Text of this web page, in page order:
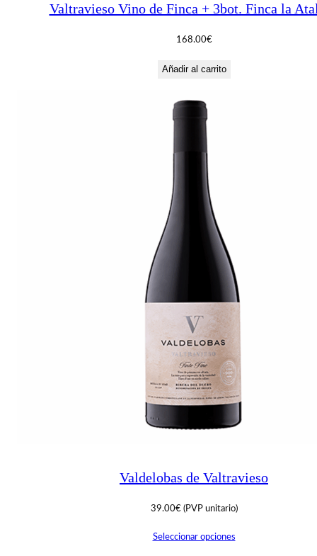
Valtravieso Vino de Finca + 3bot. Finca la
168.00€
Añadir al carrito
Valdelobas de Valtravieso
39.00€(PVP unitario)
Seleccionar opciones